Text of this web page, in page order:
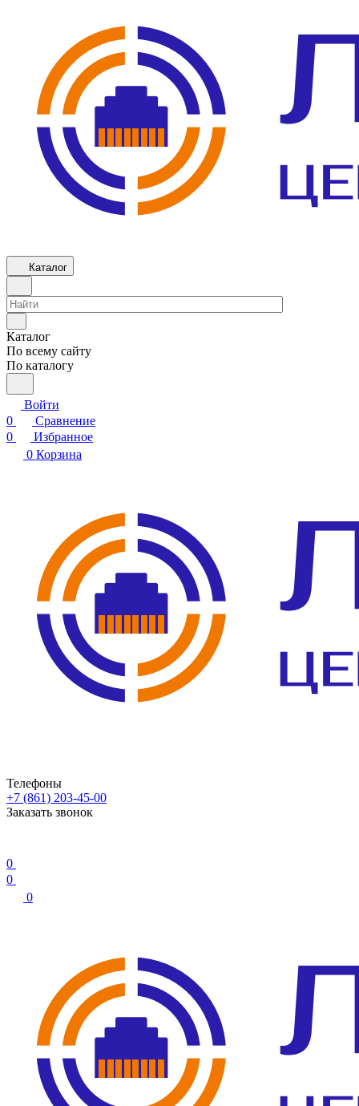
Каталог
Каталог
По всему сайту
По каталогу
Войти
0
Сравнение
0
Избранное
0 Корзина
Телефоны
+7 (861) 203-45-00
Заказать звонок
0
0
0